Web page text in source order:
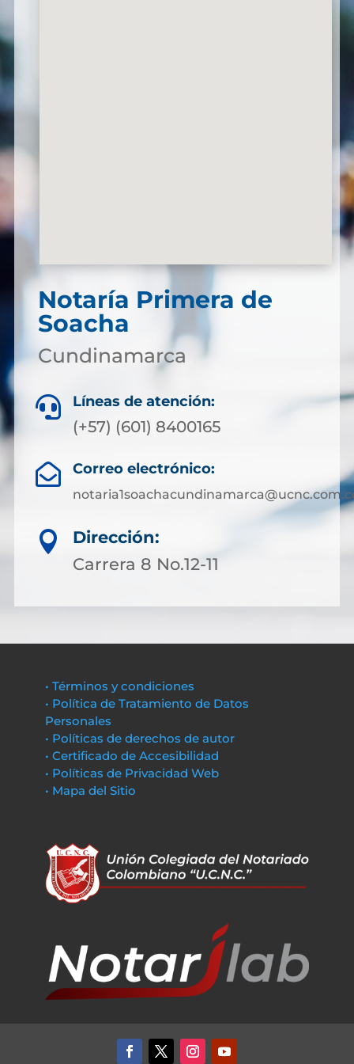
Notaría Primera de
Soacha
Cundinamarca
 Líneas de atención:
(+57) (601) 8400165
 Correo electrónico:

Dirección:
Carrera 8 No.12-11
• Términos y condiciones
• Política de Tratamiento de Datos
Personales
• Políticas de derechos de autor
• Certificado de Accesibilidad
• Políticas de Privacidad Web
• Mapa del Sitio